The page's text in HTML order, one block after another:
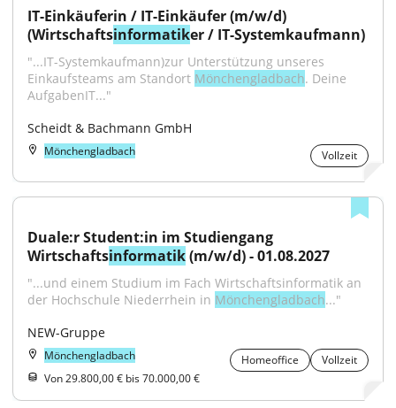
IT-Einkäuferin / IT-Einkäufer (m/w/d)
(Wirtschaftsinformatiker / IT-Systemkaufmann)
"...IT-Systemkaufmann)zur Unterstützung unseres
Einkaufsteams am Standort Mönchengladbach. Deine
AufgabenIT..."
Scheidt & Bachmann GmbH
Mönchengladbach Vollzeit
Duale:r Student:in im Studiengang
Wirtschaftsinformatik (m/w/d) - 01.08.2027
"...und einem Studium im Fach Wirtschaftsinformatik an
der Hochschule Niederrhein in Mönchengladbach..."
NEW-Gruppe
Mönchengladbach Homeoffice
Vollzeit
Von 29.800,00 € bis 70.000,00 €